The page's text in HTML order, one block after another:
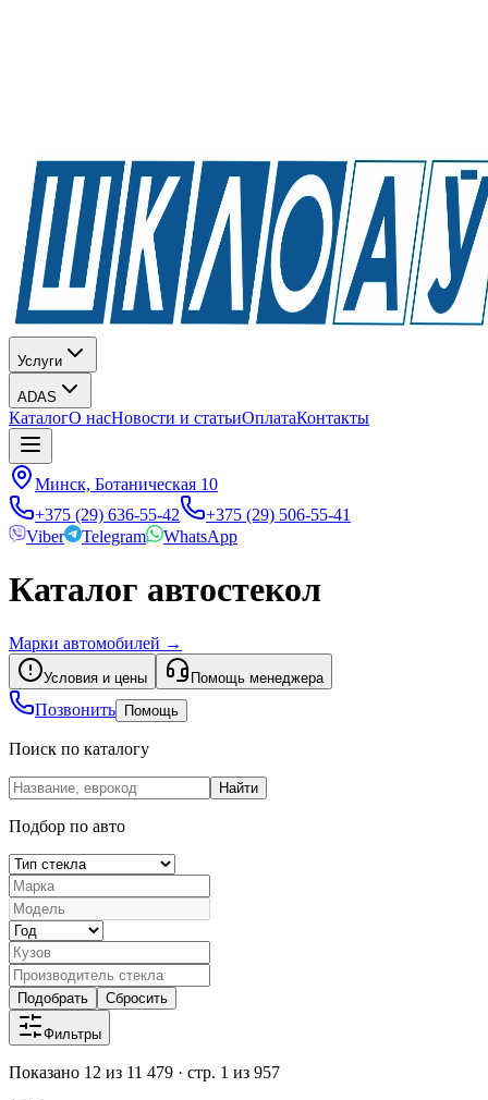
Услуги
ADAS
КаталогО насНовости и статьиОплатаКонтакты
Минск, Ботаническая 10
+375 (29) 636-55-42
+375 (29) 506-55-41
Viber
Telegram WhatsApp
Каталог автостекол
Марки автомобилей →
Условия и цены Помощь менеджера
Позвонить Помощь
Поиск по каталогу
Найти
Подбор по авто
Подобрать Сбросить
Фильтры
Показано 12 из 11 479 · стр. 1 из 957